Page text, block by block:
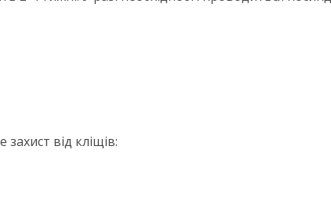
від кліщів: